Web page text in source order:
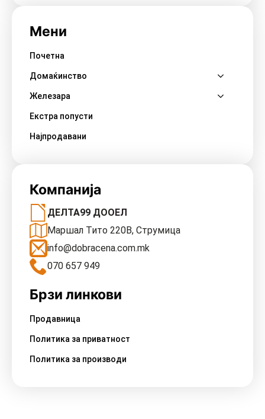
Мени
Почетна
Домаќинство
Железара
Екстра попусти
Најпродавани
Компанија
ДЕЛТА99 ДООЕЛ
Маршал Тито 220В, Струмица
info@dobracena.com.mk
070 657 949
Брзи линкови
Продавница
Политика за приватност
Политика за производи